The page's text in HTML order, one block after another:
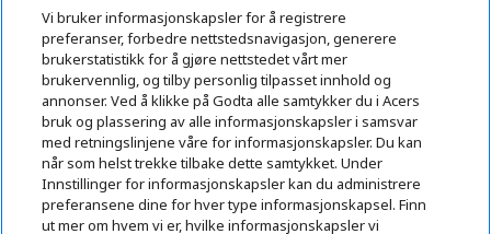
Gratis
levering
før og etter
kjøp
betaling
© 2026 Acer Inc.
CPYou BV er en autorisert forhandler og tilbyder av produktene
og tjenestene som tilbys i denne nettbutikken.​
Vi bruker informasjonskapsler for å registrere
preferanser, forbedre nettstedsnavigasjon, generere
brukerstatistikk for å gjøre nettstedet vårt mer
brukervennlig, og tilby personlig tilpasset innhold og
annonser. Ved å klikke på Godta alle samtykker du i Acers
bruk og plassering av alle informasjonskapsler i samsvar
med retningslinjene våre for informasjonskapsler. Du kan
når som helst trekke tilbake dette samtykket. Under
Innstillinger for informasjonskapsler kan du administrere
preferansene dine for hver type informasjonskapsel. Finn
ut mer om hvem vi er, hvilke informasjonskapsler vi